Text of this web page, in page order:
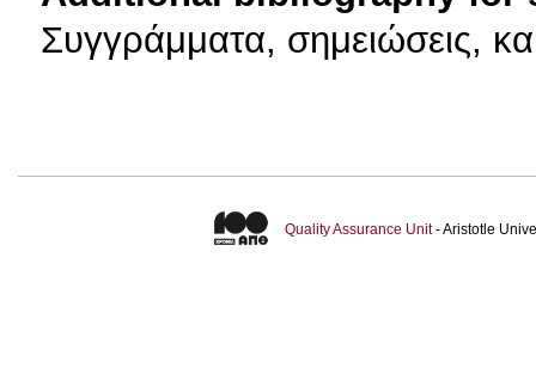
Συγγράμματα, σημειώσεις,
Quality Assurance Unit- Aristotle